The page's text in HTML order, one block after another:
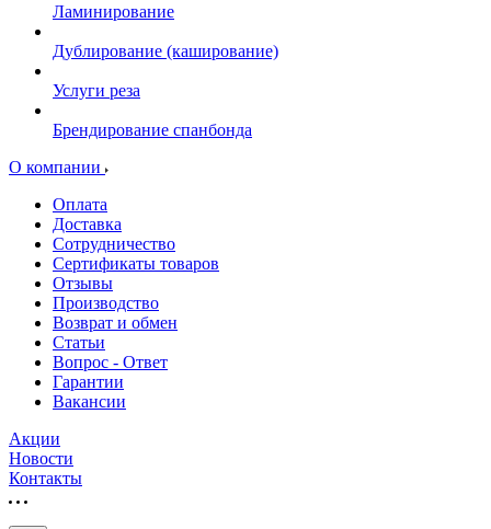
Ламинирование
Дублирование (каширование)
Услуги реза
Брендирование спанбонда
О компании
Оплата
Доставка
Сотрудничество
Сертификаты товаров
Отзывы
Производство
Возврат и обмен
Статьи
Вопрос - Ответ
Гарантии
Вакансии
Акции
Новости
Контакты